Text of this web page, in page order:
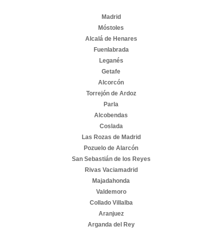
Madrid
Móstoles
Alcalá de Henares
Fuenlabrada
Leganés
Getafe
Alcorcón
Torrejón de Ardoz
Parla
Alcobendas
Coslada
Las Rozas de Madrid
Pozuelo de Alarcón
San Sebastián de los Reyes
Rivas Vaciamadrid
Majadahonda
Valdemoro
Collado Villalba
Aranjuez
Arganda del Rey